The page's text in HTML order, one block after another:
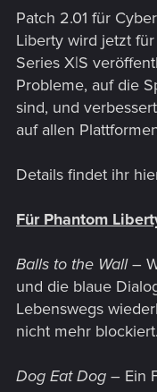
Patch 2.01 für
Liberty wird jetzt
Series X|S
Probleme, auf die
sind, und
auf allen
Details findet ihr
Für Phantom
Balls to the Wall–
und die blaue
Lebenswegs
nicht mehr blockiert.
Dog Eat Dog – Ein